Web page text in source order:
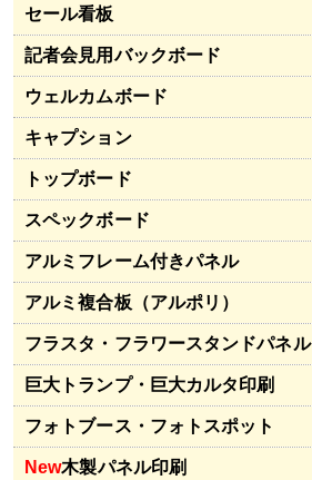
セール看板
記者会見用バックボード
ウェルカムボード
キャプション
トップボード
スペックボード
アルミフレーム付きパネル
アルミ複合板（アルポリ）
フラスタ・フラワースタンドパネル
巨大トランプ・巨大カルタ印刷
フォトブース・フォトスポット
New木製パネル印刷